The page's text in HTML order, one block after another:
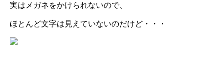
実はメガネをかけられないので、
ほとんど文字は見えていないのだけど・・・